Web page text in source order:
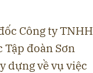
Công ty TNHH
đoàn Sơn
dựng về vụ việc